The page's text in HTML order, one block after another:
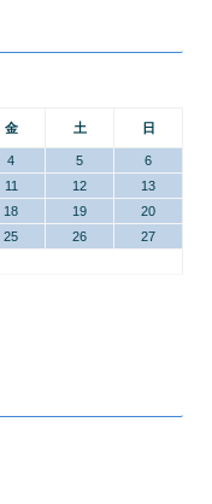
金 土 日
4 5
6
11 12
13
18 19
20
25 26
27